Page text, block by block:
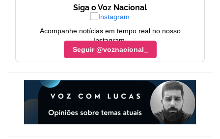
Siga o Voz Nacional
Acompanhe notícias em tempo real no nosso
Instagram.
Seguir @voznacional_